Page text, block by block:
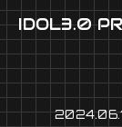
IDOL3.0